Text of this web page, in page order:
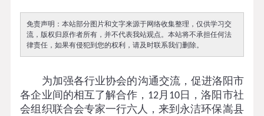
免责声明：本站部分图片和文字来源于网络收集整理，仅供学习交
流，版权归原作者所有，并不代表我站观点。本站将不承担任何法
律责任，如果有侵犯到您的权利，请及时联系我们删除。
为加强各行业协会的沟通交流，促进洛阳市
各企业间的相互了解合作， 12月 10 日，洛阳市社
会组织联合会专家一行六人，来到永洁环保嵩县